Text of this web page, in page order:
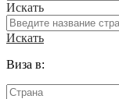
Искать
Искать
Виза в: